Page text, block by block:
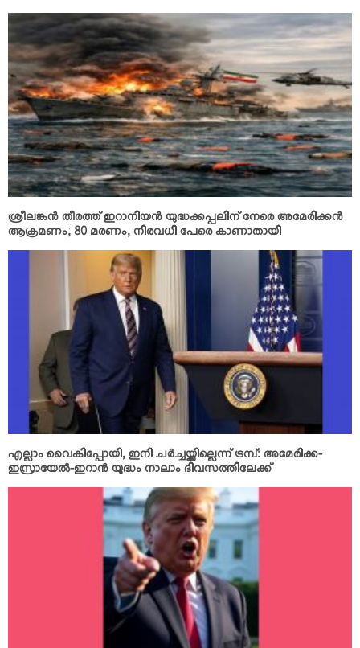
ശ്രീലങ്കന്‍ തീരത്ത് ഇറാനിയന്‍ യുദ്ധക്കപ്പലിന് നേരെ അമേരിക്കന്‍
ആക്രമണം; 80 മരണം, നിരവധി പേരെ കാണാതായി
എല്ലാം വൈകിപ്പോയി, ഇനി ചര്‍ച്ചയ്ക്കില്ലെന്ന് ട്രമ്പ്: അമേരിക്ക-
ഇസ്രായേല്‍-ഇറാന്‍ യുദ്ധം നാലാം ദിവസത്തിലേക്ക്